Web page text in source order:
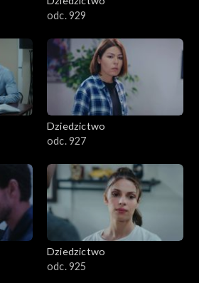
odc. 929
Dziedzictwo
odc. 927
Dziedzictwo
odc. 925